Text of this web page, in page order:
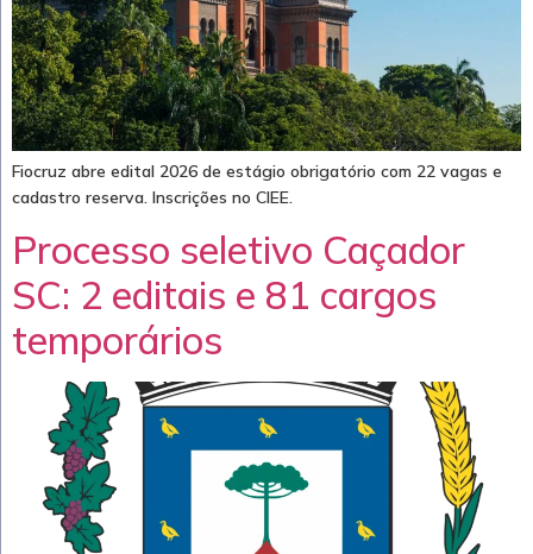
Fiocruz abre edital 2026 de estágio obrigatório com 22 vagas e
cadastro reserva. Inscrições no CIEE.
Processo seletivo Caçador
SC: 2 editais e 81 cargos
temporários